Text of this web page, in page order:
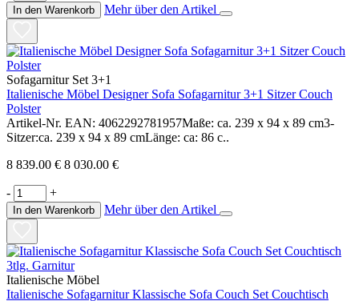
In den Warenkorb Mehr über den Artikel
Sofagarnitur Set 3+1
Italienische Möbel Designer Sofa Sofagarnitur 3+1 Sitzer Couch
Polster
Artikel-Nr. EAN: 4062292781957Maße: ca. 239 x 94 x 89 cm3-
Sitzer:ca. 239 x 94 x 89 cmLänge: ca: 86 c..
8 839.00 € 8 030.00 €
- +
In den Warenkorb Mehr über den Artikel
Italienische Möbel
Italienische Sofagarnitur Klassische Sofa Couch Set Couchtisch